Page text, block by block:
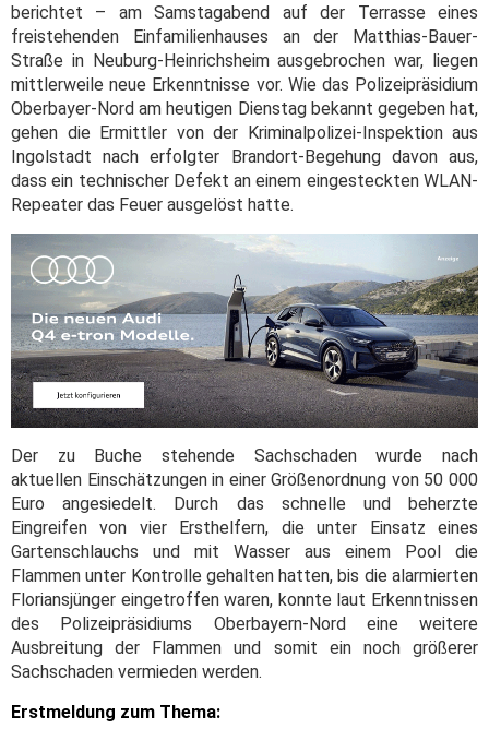
berichtet – am Samstagabend auf der Terrasse eines
freistehenden Einfamilienhauses an der Matthias-Bauer-
Straße in Neuburg-Heinrichsheim ausgebrochen war, liegen
mittlerweile neue Erkenntnisse vor. Wie das Polizeipräsidium
Oberbayer-Nord am heutigen Dienstag bekannt gegeben hat,
gehen die Ermittler von der Kriminalpolizei-Inspektion aus
Ingolstadt nach erfolgter Brandort-Begehung davon aus,
dass ein technischer Defekt an einem eingesteckten WLAN-
Repeater das Feuer ausgelöst hatte.
Der zu Buche stehende Sachschaden wurde nach
aktuellen Einschätzungen in einer Größenordnung von 50 000
Euro angesiedelt. Durch das schnelle und beherzte
Eingreifen von vier Ersthelfern, die unter Einsatz eines
Gartenschlauchs und mit Wasser aus einem Pool die
Flammen unter Kontrolle gehalten hatten, bis die alarmierten
Floriansjünger eingetroffen waren, konnte laut Erkenntnissen
des Polizeipräsidiums Oberbayern-Nord eine weitere
Ausbreitung der Flammen und somit ein noch größerer
Sachschaden vermieden werden.
Erstmeldung zum Thema: